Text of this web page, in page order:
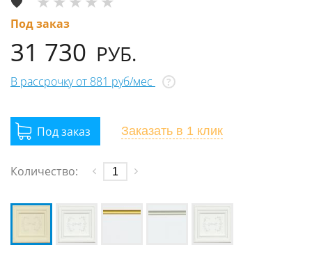
Под заказ
31 730 РУБ.
В рассрочку от 881 руб/мес ?
Заказать в 1 клик
Количество: